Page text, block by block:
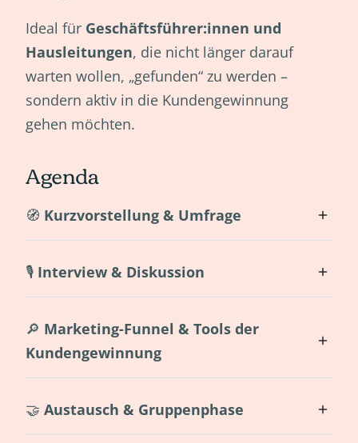
Ideal für Geschäftsführer:innen und
Hausleitungen, die nicht länger darauf
warten wollen, „gefunden“ zu werden –
sondern aktiv in die Kundengewinnung
gehen möchten.
Agenda
🧭 Kurzvorstellung & Umfrage
🎙️ Interview & Diskussion
🔎 Marketing-Funnel & Tools der
Kundengewinnung
🤝 Austausch & Gruppenphase